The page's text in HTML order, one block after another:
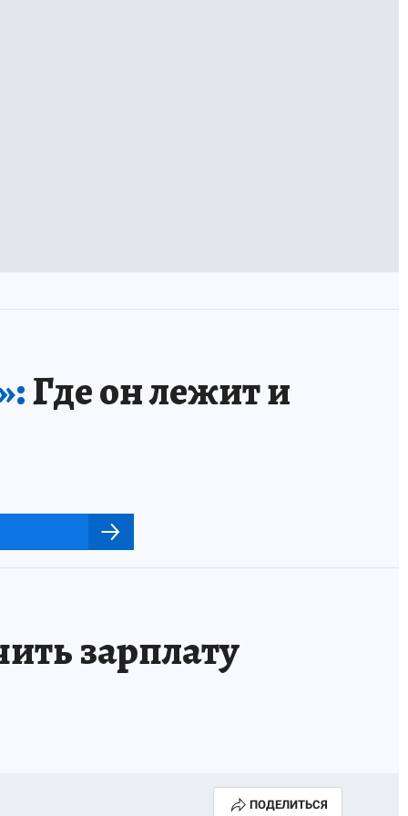
Где он лежит и
зарплату
ПОДЕЛИТЬСЯ